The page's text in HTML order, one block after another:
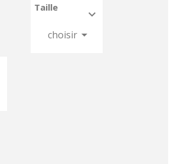
Taille

choisir 